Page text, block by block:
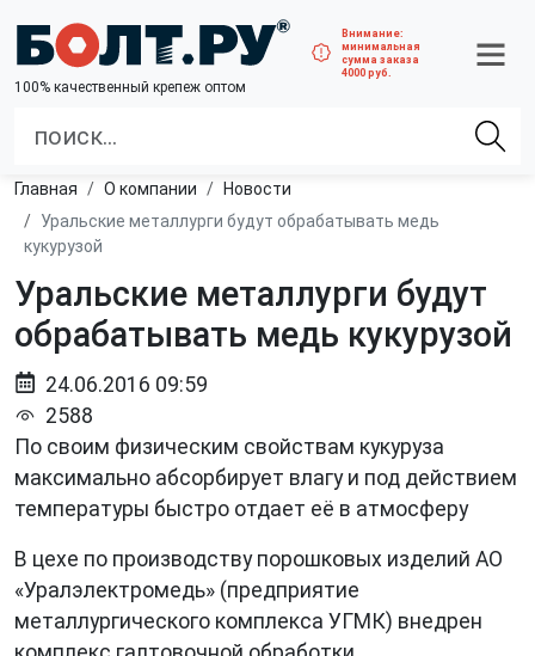
100% качественный крепеж оптом
Внимание:
минимальная
сумма заказа
4000 руб.
Главная О компании
Новости
Уральские металлурги будут обрабатывать медь
кукурузой
Уральские металлурги будут
обрабатывать медь кукурузой
24.06.2016 09:59
2588
По своим физическим свойствам кукуруза
максимально абсорбирует влагу и под действием
температуры быстро отдает её в атмосферу
В цехе по производству порошковых изделий АО
«Уралэлектромедь» (предприятие
металлургического комплекса УГМК) внедрен